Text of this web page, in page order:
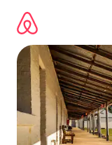
directement
contenu